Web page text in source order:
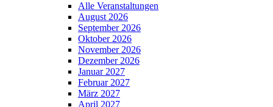
Alle Veranstaltungen
August 2026
September 2026
Oktober 2026
November 2026
Dezember 2026
Januar 2027
Februar 2027
März 2027
April 2027